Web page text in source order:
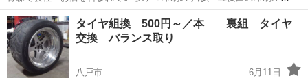
【BUSINESS名刺印刷所】にお任せください！ 個人事業主様、新規開
業の代表者様 大歓迎！ 名刺・ショップカード・ポイントカー
ド、、、 印刷...
青森 青森市 その他
タイヤ組換 500円～／本 裏組 タイヤ
交換 バランス取り
八戸市
6月11日